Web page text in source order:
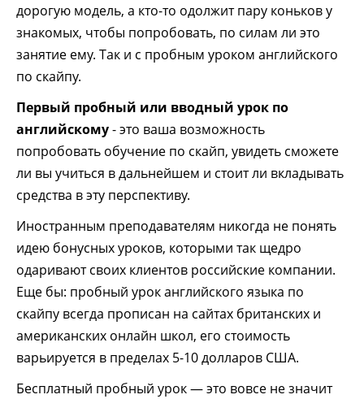
дорогую модель, а кто-то одолжит пару коньков у
знакомых, чтобы попробовать, по силам ли это
занятие ему. Так и с пробным уроком английского
по скайпу.
Первый пробный или вводный урок по
английскому- это ваша возможность
попробовать обучение по скайп, увидеть сможете
ли вы учиться в дальнейшем и стоит ли вкладывать
средства в эту перспективу.
Иностранным преподавателям никогда не понять
идею бонусных уроков, которыми так щедро
одаривают своих клиентов российские компании.
Еще бы: пробный урок английского языка по
скайпу всегда прописан на сайтах британских и
американских онлайн школ, его стоимость
варьируется в пределах 5-10 долларов США.
Бесплатный пробный урок — это вовсе не значит